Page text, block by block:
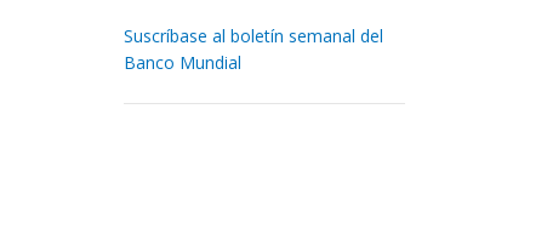
Suscríbase al boletín semanal del
Banco Mundial